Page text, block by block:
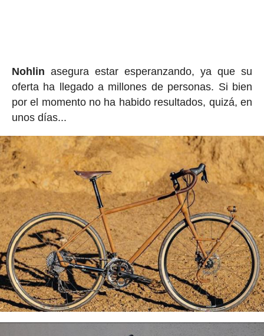
Nohlin asegura estar esperanzando, ya que su
oferta ha llegado a millones de personas. Si bien
por el momento no ha habido resultados, quizá, en
unos días...